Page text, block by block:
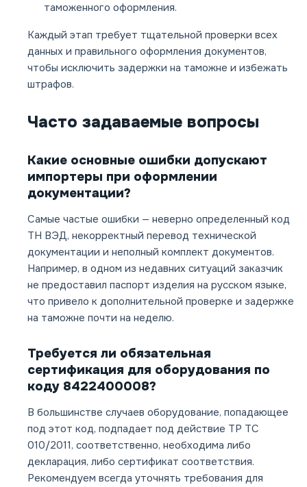
таможенного оформления.
Каждый этап требует тщательной проверки всех
данных и правильного оформления документов,
чтобы исключить задержки на таможне и избежать
штрафов.
Часто задаваемые вопросы
Какие основные ошибки допускают
импортеры при оформлении
документации?
Самые частые ошибки — неверно определенный код
ТН ВЭД, некорректный перевод технической
документации и неполный комплект документов.
Например, в одном из недавних ситуаций заказчик
не предоставил паспорт изделия на русском языке,
что привело к дополнительной проверке и задержке
на таможне почти на неделю.
Требуется ли обязательная
сертификация для оборудования по
коду 8422400008?
В большинстве случаев оборудование, попадающее
под этот код, подпадает под действие ТР ТС
010/2011, соответственно, необходима либо
декларация, либо сертификат соответствия.
Рекомендуем всегда уточнять требования для